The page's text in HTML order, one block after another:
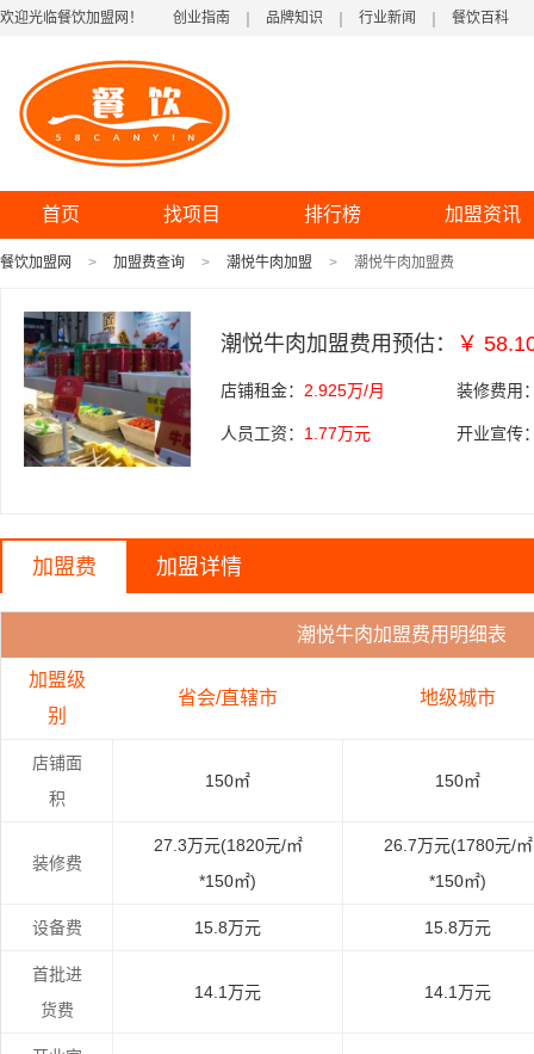
欢迎光临餐饮加盟网！ 创业指南 品牌知识 行业新闻 餐饮百科
首页 找项目 排行榜 加盟资讯
餐饮加盟网 加盟费查询 潮悦牛肉加盟 潮悦牛肉加盟费
潮悦牛肉加盟费用预估： ￥
店铺租金： 2.925万/月
人员工资： 1.77万元
装修费用
开业宣传
加盟费 加盟详情
潮悦牛肉加盟费用明细表
加盟级
别
省会/直辖市 地级城市
店铺面
积
150㎡ 150㎡
装修费
27.3万元(1820元/㎡
*150㎡)
26.7万元(1780元/㎡
*150㎡)
设备费 15.8万元 15.8万元
首批进
货费
14.1万元 14.1万元